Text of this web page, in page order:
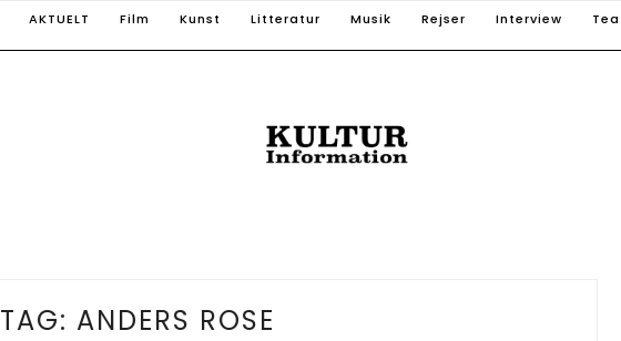
AKTUELT Film Kunst Litteratur Musik Rejser Interview
TAG: ANDERS ROSE